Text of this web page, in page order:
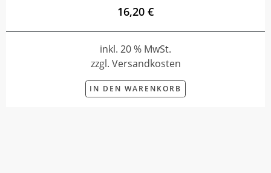
16,20 €
inkl. 20 % MwSt.
zzgl. Versandkosten
IN DEN WARENKORB